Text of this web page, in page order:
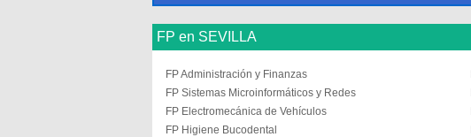
FP en SEVILLA
FP Administración y Finanzas
FP Sistemas Microinformáticos y Redes
FP Electromecánica de Vehículos
FP Higiene Bucodental